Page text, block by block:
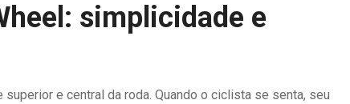
simplicidade e
e central da roda. Quando o ciclista se senta, seu